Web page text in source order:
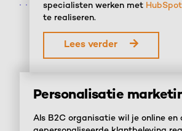
specialisten werken met
te realiseren.
Lees verder
Personalisatie
Als B2C organisatie wil je online en